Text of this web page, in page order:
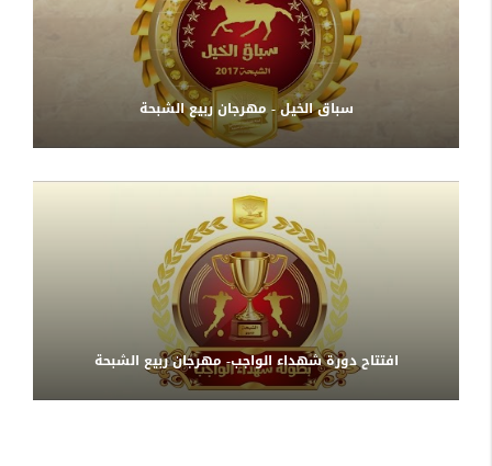
سباق الخيل - مهرجان ربيع الشبحة
افتتاح دورة شهداء الواجب- مهرجان ربيع الشبحة